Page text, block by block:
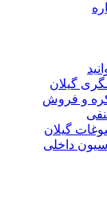
گیلان
و فروش
گیلان
داخلی